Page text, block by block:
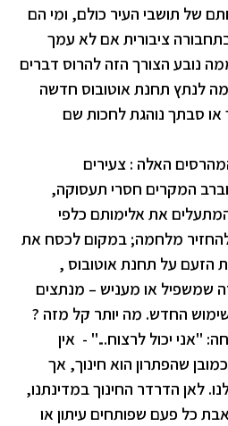
של תושבי העיר כולם, ומי הם
ציבורית אם לא עמך
נובע הצורך הזה להרוס דברים
לנתץ תחנת אוטובוס חדשה
סבתך נוהגת לחכות שם
האלה : צעירים
המקרים חסרי תעסוקה,
את אלימותם כלפי
מלחמה; במקום לכסח את
הזעם על תחנת אוטובוס ,
שמשפיל או מעניש – מנתצים
החדש. מה יותר קל מזה ?
"אני יכול לרצוח..." - אין
שהפתרון הוא חינוך, אך
לאן הדרדר החינוך במדינתנו,
כל פעם שפותחים עיתון או